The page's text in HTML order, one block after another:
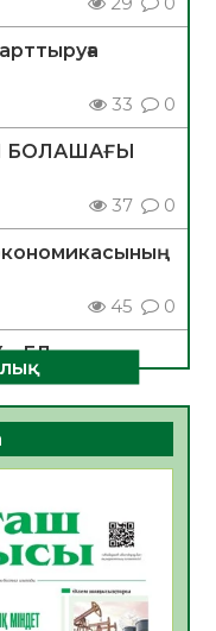
33 0
БОЛАШАҒЫ
37 0
45 0
ЕЛ
42 0
иммундау
47